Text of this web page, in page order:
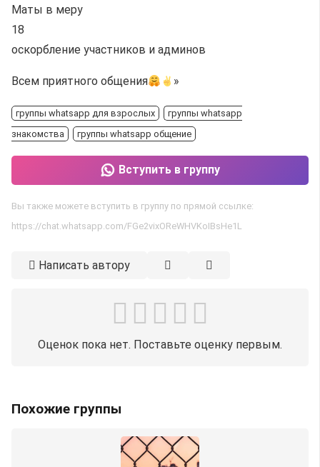
Маты в меру
18
оскорбление участников и админов
Всем приятного общения »
группы whatsapp для взрослых
группы whatsapp
знакомства
группы whatsapp общение
Вступить в группу
Вы также можете вступить в группу по прямой ссылке:
https://chat.whatsapp.com/FGe2vixOReWHVKoIBsHe1L
Написать автору
Оценок пока нет. Поставьте оценку первым.
Похожие группы